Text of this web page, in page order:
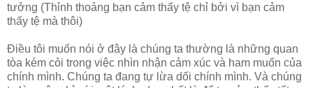
tưởng (Thỉnh thoảng bạn cảm thấy tệ chỉ bởi vì bạn cảm
thấy tệ mà thôi)
Điều tôi muốn nói ở đây là chúng ta thường là những quan
tòa kém cỏi trong việc nhìn nhận cảm xúc và ham muốn của
chính mình. Chúng ta đang tự lừa dối chính mình. Và chúng